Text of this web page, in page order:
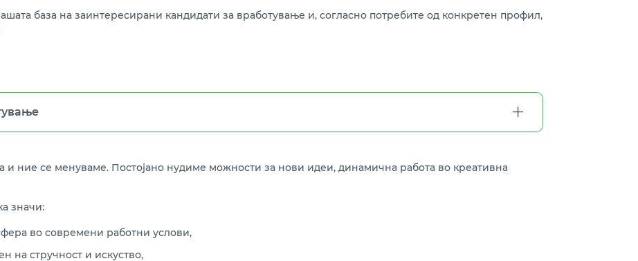
база на заинтересирани кандидати за вработување и, согласно потребите од конкретен профил,
и ние се менуваме. Постојано нудиме можности за нови идеи, динамична работа во креативна
значи:
во современи работни услови,
на стручност и искуство,